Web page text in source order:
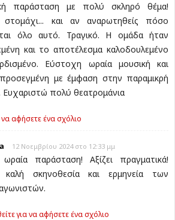
παράσταση με πολύ σκληρό θέμα!
στομάχι... και αν αναρωτηθείς πόσο
όλο αυτό. Τραγικό. Η ομάδα ήταν
και το αποτέλεσμα καλοδουλεμένο
Εύστοχη ωραία μουσική και
με έμφαση στην παραμικρή
Ευχαριστώ πολύ θεατρομάνια
να αφήσετε ένα σχόλιο
12 Νοεμβρίου 2024 στο 12:33 μμ
παράσταση! Αξίζει πραγματικά!
σκηνοθεσία και ερμηνεία των
για να αφήσετε ένα σχόλιο